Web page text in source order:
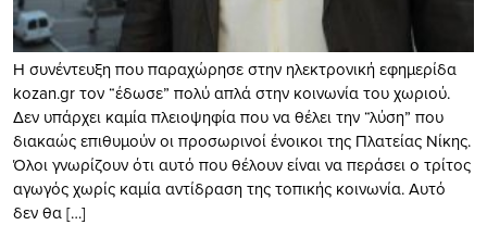
Η συνέντευξη που παραχώρησε στην ηλεκτρονική εφημερίδα
kozan.gr τον “έδωσε” πολύ απλά στην κοινωνία του χωριού.
Δεν υπάρχει καμία πλειοψηφία που να θέλει την “λύση” που
διακαώς επιθυμούν οι προσωρινοί ένοικοι της Πλατείας Νίκης.
Όλοι γνωρίζουν ότι αυτό που θέλουν είναι να περάσει ο τρίτος
αγωγός χωρίς καμία αντίδραση της τοπικής κοινωνία. Αυτό
δεν θα […]